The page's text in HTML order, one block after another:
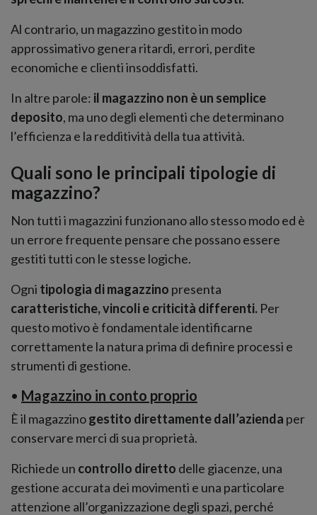
Al contrario, un magazzino gestito in modo
approssimativo genera ritardi, errori, perdite
economiche e clienti insoddisfatti.
In altre parole: il magazzino non è un semplice
deposito, ma uno degli elementi che determinano
l’efficienza e la redditività della tua attività.
Quali sono le principali tipologie di
magazzino?
Non tutti i magazzini funzionano allo stesso modo ed è
un errore frequente pensare che possano essere
gestiti tutti con le stesse logiche.
Ogni tipologia di magazzino presenta
caratteristiche, vincoli e criticità differenti. Per
questo motivo è fondamentale identificarne
correttamente la natura prima di definire processi e
strumenti di gestione.
• Magazzino in conto proprio
È il magazzinogestito direttamente dall’azienda per
conservare merci di sua proprietà.
Richiede un controllo diretto delle giacenze, una
gestione accurata dei movimenti e una particolare
attenzione all’organizzazione degli spazi, perché